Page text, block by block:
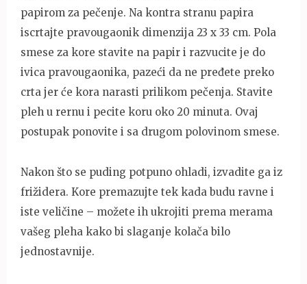
papirom za pečenje. Na kontra stranu papira
iscrtajte pravougaonik dimenzija 23 x 33 cm. Pola
smese za kore stavite na papir i razvucite je do
ivica pravougaonika, pazeći da ne pređete preko
crta jer će kora narasti prilikom pečenja. Stavite
pleh u rernu i pecite koru oko 20 minuta. Ovaj
postupak ponovite i sa drugom polovinom smese.
Nakon što se puding potpuno ohladi, izvadite ga iz
frižidera. Kore premazujte tek kada budu ravne i
iste veličine – možete ih ukrojiti prema merama
vašeg pleha kako bi slaganje kolača bilo
jednostavnije.